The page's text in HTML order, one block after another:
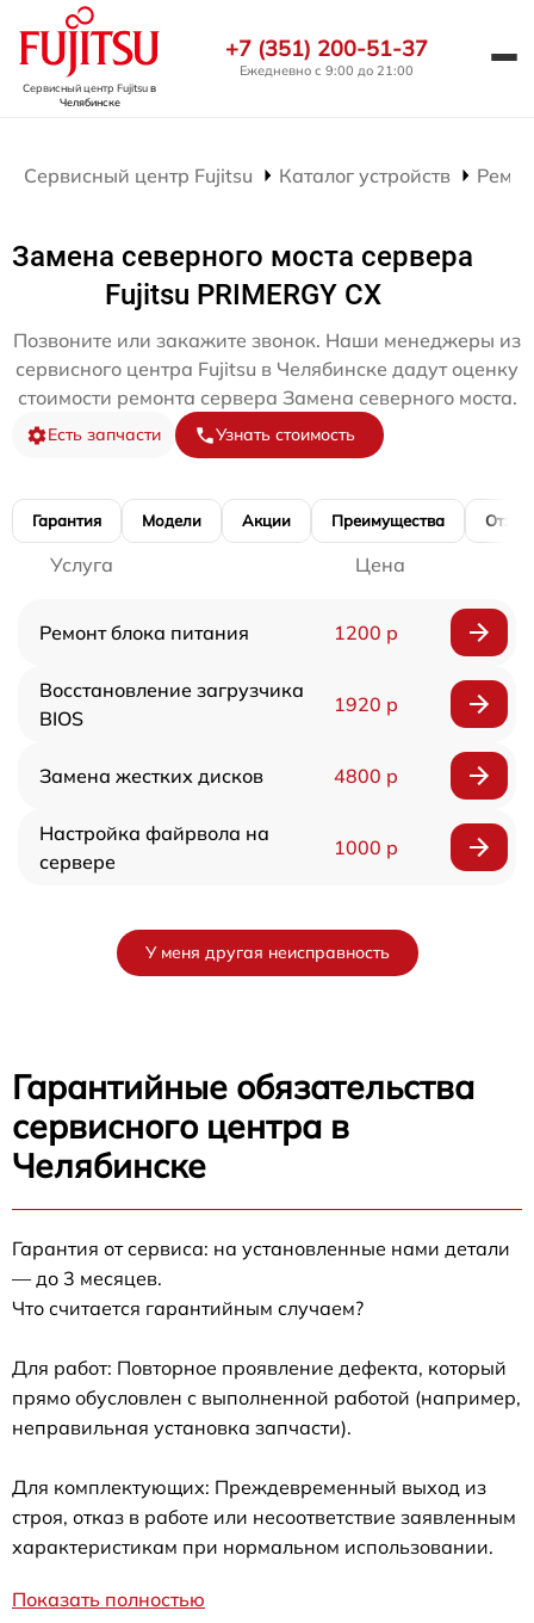
Сервисный центр Fujitsuв
Челябинске
+7 (351) 200-51-37
Ежедневно с 9:00 до 21:00
Сервисный центр Fujitsu Каталог устройств
Замена северного моста сервера
Fujitsu PRIMERGY CX
Позвоните или закажите звонок. Наши менеджеры из
сервисного центра Fujitsu в Челябинске дадут оценку
стоимости ремонта сервера Замена северного моста.
Есть запчасти Узнать стоимость
Гарантия Модели Акции Преимущества
Услуга Цена
Ремонт блока питания 1200 р
Восстановление загрузчика
BIOS
1920 р
Замена жестких дисков 4800 р
Настройка файрвола на
сервере
1000 р
У меня другая неисправность
Гарантийные обязательства
сервисного центра в
Челябинске
Гарантия от сервиса: на установленные нами детали
— до 3 месяцев.
Что считается гарантийным случаем?
Для работ: Повторное проявление дефекта, который
прямо обусловлен с выполненной работой (например,
неправильная установка запчасти).
Для комплектующих: Преждевременный выход из
строя, отказ в работе или несоответствие заявленным
характеристикам при нормальном использовании.
Показать полностью